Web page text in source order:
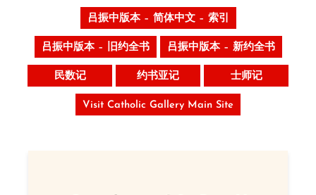
吕振中版本 – 简体中文 – 索引
吕振中版本 – 旧约全书 吕振中版本 – 新约全书
民数记 约书亚记 士师记
Visit Catholic Gallery Main Site